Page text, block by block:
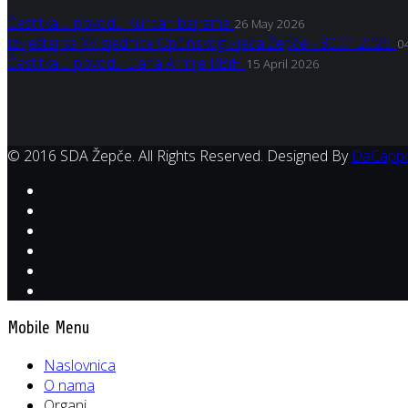
Čestitka u povodu Kurban bajrama 26 May 2026
Izvještaj sa XV sjednice Općinskog vijeća Žepče - 30.04.2026.
Čestitka u povodu Dana Armije RBiH 15 April 2026
© 2016 SDA Žepče. All Rights Reserved. Designed By
Mobile Menu
Naslovnica
O nama